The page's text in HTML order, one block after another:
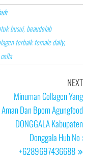
busui, beaudelab
terbaik female daily,
Next
Post
NEXT
Minuman Collagen Yang
Aman Dan Bpom Agungfood
DONGGALA Kabupaten
Donggala Hub No :
+6289697436688